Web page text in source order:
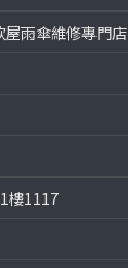
雨傘維修專門店
樓1117